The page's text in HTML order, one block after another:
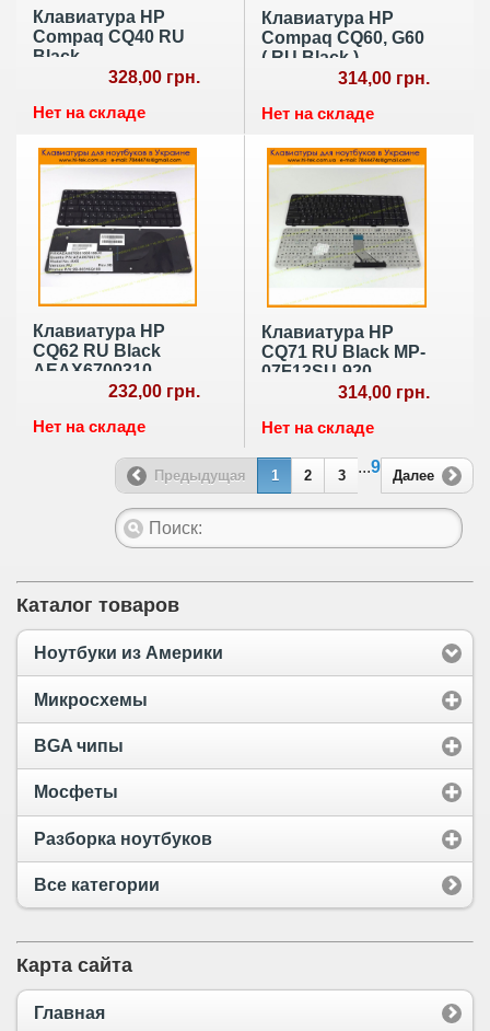
Клавиатура HP
Compaq CQ40 RU
Black
328,00 грн.
Нет на складе
Клавиатура HP
Compaq CQ60, G60
( RU Black )
314,00 грн.
Нет на складе
Клавиатура HP
CQ62 RU Black
AEAX6700310
232,00 грн.
Нет на складе
Клавиатура HP
CQ71 RU Black MP-
07F13SU-920
314,00 грн.
Нет на складе
Предыдущая 1 2 3
...9
Далее
Каталог товаров
Ноутбуки из Америки
Микросхемы
BGA чипы
Мосфеты
Разборка ноутбуков
Все категории
Карта сайта
Главная